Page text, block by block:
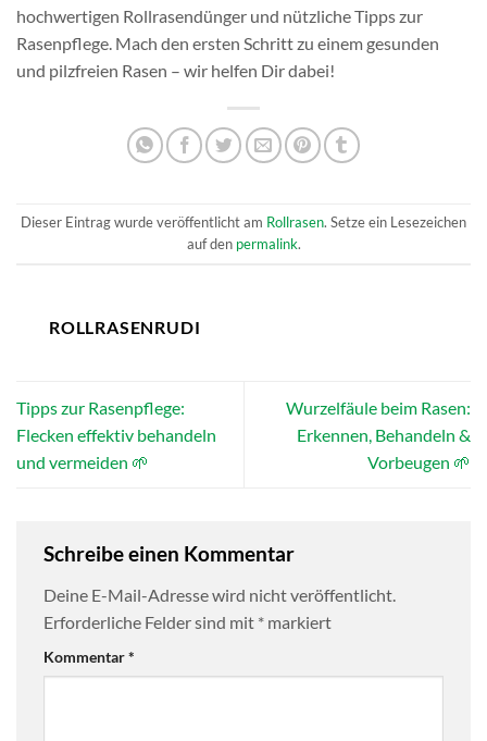
hochwertigen Rollrasendünger und nützliche Tipps zur
Rasenpflege. Mach den ersten Schritt zu einem gesunden
und pilzfreien Rasen – wir helfen Dir dabei!
Dieser Eintrag wurde veröffentlicht am Rollrasen. Setze ein Lesezeichen
auf den permalink.
ROLLRASENRUDI
Tipps zur Rasenpflege:
Flecken effektiv behandeln
und vermeiden 🌱
Wurzelfäule beim Rasen:
Erkennen, Behandeln &
Vorbeugen 🌱
Schreibe einen Kommentar
Deine E-Mail-Adresse wird nicht veröffentlicht.
Erforderliche Felder sind mit * markiert
Kommentar*